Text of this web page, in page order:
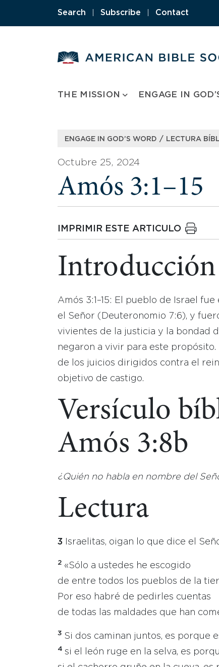
Search Subscribe Contact
THE MISSION ENGAGE IN
ENGAGE IN GOD’S WORD / LECTURA
Octubre 25, 2024
Amós 3:1–15
IMPRIMIR ESTE ARTICULO
Introducción
Amós 3:1–15: El pueblo de Israel
el Señor (Deuteronomio 7:6), y
vivientes de la justicia y la bondad
negaron a vivir para este
de los juicios dirigidos contra el
objetivo de castigo.
Versículo
Amós 3:8b
¿Quién no habla en nombre del
Lectura
3 Israelitas, oigan lo que dice el
2 «Sólo a ustedes he escogido
de entre todos los pueblos de la
Por eso habré de pedirles cuentas
de todas las maldades que han
3 Si dos caminan juntos, es porque
4 si el león ruge en la selva, es